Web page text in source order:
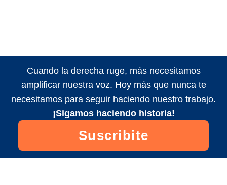
Cuando la derecha ruge, más necesitamos
amplificar nuestra voz. Hoy más que nunca te
necesitamos para seguir haciendo nuestro trabajo.
¡Sigamos haciendo historia!
Suscribite